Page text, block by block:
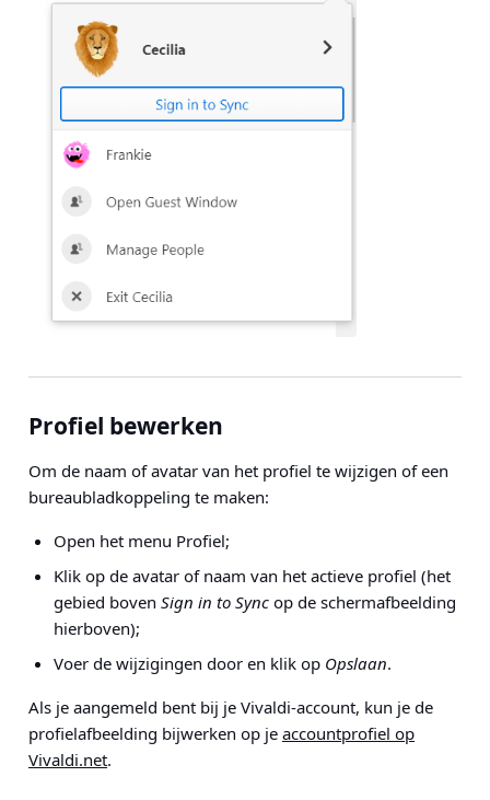
Profiel bewerken
Om de naam of avatar van het profiel te wijzigen of een
bureaubladkoppeling te maken:
Open het menu Profiel;
Klik op de avatar of naam van het actieve profiel (het
gebied boven Sign in to Syncop de schermafbeelding
hierboven);
Voer de wijzigingen door en klik op Opslaan.
Als je aangemeld bent bij je Vivaldi-account, kun je de
profielafbeelding bijwerken op je accountprofiel op
Vivaldi.net.